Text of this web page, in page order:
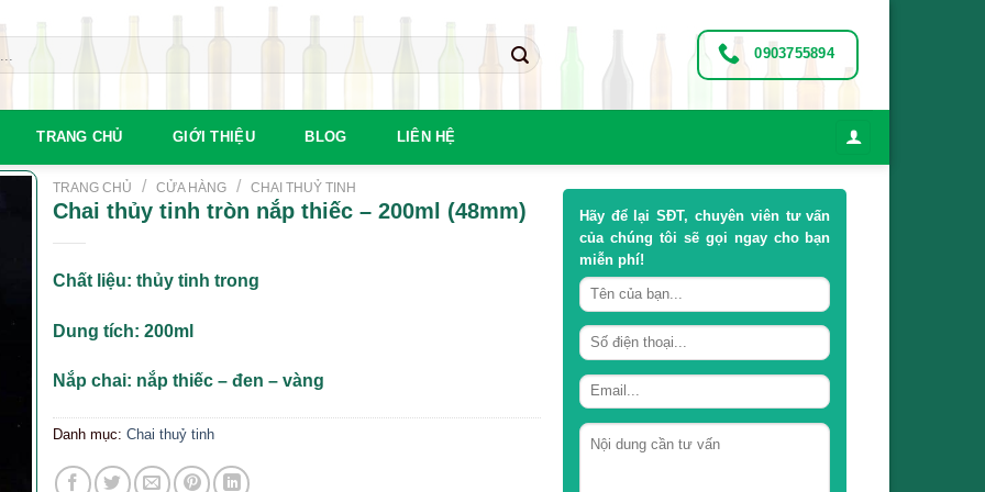
0903755894
TRANG CHỦ GIỚI THIỆU BLOG LIÊN HỆ
TRANG CHỦ / CỬA HÀNG / CHAI THUỶ TINH
Chai thủy tinh tròn nắp thiếc – 200ml (48mm)
Chất liệu: thủy tinh trong
Dung tích: 200ml
Nắp chai: nắp thiếc – đen – vàng
Danh mục:Chai thuỷ tinh
Hãy để lại SĐT, chuyên viên tư vấn
của chúng tôi sẽ gọi ngay cho bạn
miễn phí!